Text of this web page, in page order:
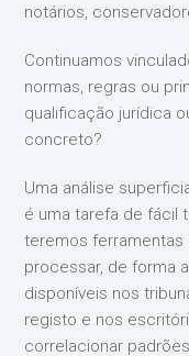
notários,
Continuamos
normas, regras ou
qualificação jurídica
concreto?
Uma análise
é uma tarefa de fácil
teremos ferramentas
processar, de forma
disponíveis nos
registo e nos
correlacionar